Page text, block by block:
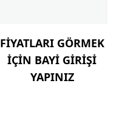
FİYATLARI GÖRMEK
İÇİN BAYİ GİRİŞİ
YAPINIZ